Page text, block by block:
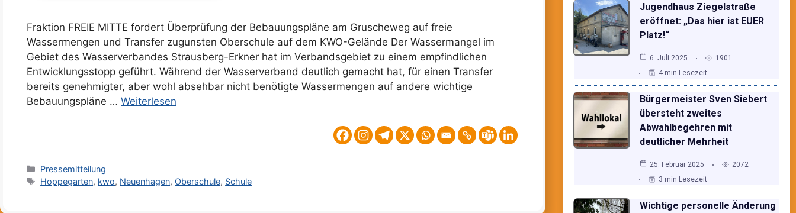
Fraktion FREIE MITTE fordert Überprüfung der Bebauungspläne am Gruscheweg auf freie
Wassermengen und Transfer zugunsten Oberschule auf dem KWO-Gelände Der Wassermangel im
Gebiet des Wasserverbandes Strausberg-Erkner hat im Verbandsgebiet zu einem empfindlichen
Entwicklungsstopp geführt. Während der Wasserverband deutlich gemacht hat, für einen Transfer
bereits genehmigter, aber wohl absehbar nicht benötigte Wassermengen auf andere wichtige
Bebauungspläne … Weiterlesen
Kategorien
Pressemitteilung
Schlagwörter
Hoppegarten, kwo, Neuenhagen, Oberschule, Schule
Jugendhaus Ziegelstraße
eröffnet: „Das hier ist EUER
Platz!“
6. Juli 2025
1901
4 min Lesezeit
Bürgermeister Sven Siebert
übersteht zweites
Abwahlbegehren mit
deutlicher Mehrheit
25. Februar 2025
2072
3 min Lesezeit
Wichtige personelle Änderung